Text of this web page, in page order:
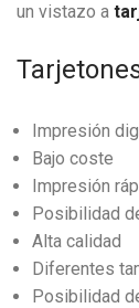
un vistazo a
Impresión
Bajo coste
Impresión
Posibilidad
Alta calidad
Diferentes
Posibilidad